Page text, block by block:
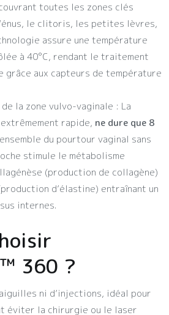
toutes les zones clés
le clitoris, les petites lèvres,
assure une température
à 40°C, rendant le traitement
aux capteurs de température
de la zone vulvo-vaginale : La
rapide, ne dure que 8
du pourtour vaginal sans
stimule le métabolisme
(production de collagène)
d’élastine) entraînant un
internes.
360 ?
ni d’injections, idéal pour
éviter la chirurgie ou le laser